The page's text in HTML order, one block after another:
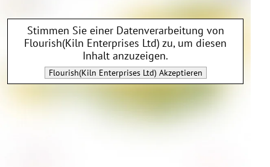
Stimmen Sie einer Datenverarbeitung von
Flourish(Kiln Enterprises Ltd) zu, um diesen
Inhalt anzuzeigen.
Flourish(Kiln Enterprises Ltd) Akzeptieren